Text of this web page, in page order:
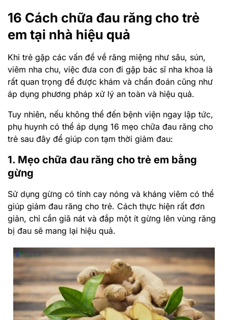
16 Cách chữa đau răng cho trẻ
em tại nhà hiệu quả
Khi trẻ gặp các vấn đề về răng miệng như sâu, sún,
viêm nha chu, việc đưa con đi gặp bác sĩ nha khoa là
rất quan trọng để được khám và chẩn đoán cũng như
áp dụng phương pháp xử lý an toàn và hiệu quả.
Tuy nhiên, nếu không thể đến bệnh viện ngay lập tức,
phụ huynh có thể áp dụng 16 mẹo chữa đau răng cho
trẻ sau đây để giúp con tạm thời giảm đau:
1. Mẹo chữa đau răng cho trẻ em bằng
gừng
Sử dụng gừng có tính cay nóng và kháng viêm có thể
giúp giảm đau răng cho trẻ. Cách thực hiện rất đơn
giản, chỉ cần giã nát và đắp một ít gừng lên vùng răng
bị đau sẽ mang lại hiệu quả.